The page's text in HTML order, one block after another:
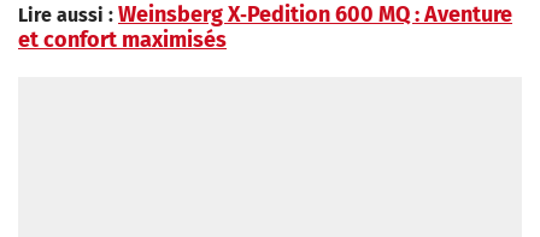
Lire aussi : Weinsberg X‐Pedition 600 MQ : Aventure
et confort maximisés